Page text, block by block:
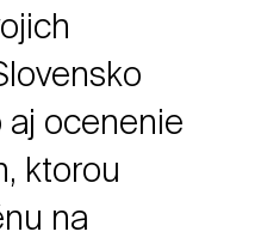
aj ocenenie
ktorou
na